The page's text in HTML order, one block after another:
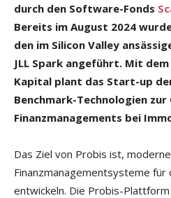
durch den Software-Fonds
Bereits im August 2024
den im Silicon Valley
JLL Spark angeführt. Mit
Kapital plant das Start-up
Benchmark-Technologien
Finanzmanagements bei
Das Ziel von Probis ist, moderne
Finanzmanagementsysteme für
entwickeln. Die Probis-